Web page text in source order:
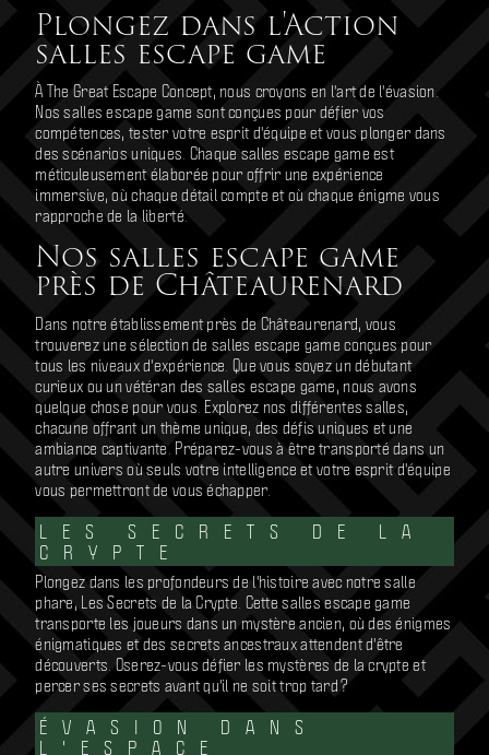
Plongez dans l'Action
salles escape game
À The Great Escape Concept, nous croyons en l'art de l'évasion.
Nos salles escape game sont conçues pour défier vos
compétences, tester votre esprit d'équipe et vous plonger dans
des scénarios uniques. Chaque salles escape game est
méticuleusement élaborée pour offrir une expérience
immersive, où chaque détail compte et où chaque énigme vous
rapproche de la liberté.
Nos salles escape game
près de Châteaurenard
Dans notre établissement près de Châteaurenard, vous
trouverez une sélection de salles escape game conçues pour
tous les niveaux d'expérience. Que vous soyez un débutant
curieux ou un vétéran des salles escape game, nous avons
quelque chose pour vous. Explorez nos différentes salles,
chacune offrant un thème unique, des défis uniques et une
ambiance captivante. Préparez-vous à être transporté dans un
autre univers où seuls votre intelligence et votre esprit d'équipe
vous permettront de vous échapper.
LES SECRETS DE LA
CRYPTE
Plongez dans les profondeurs de l'histoire avec notre salle
phare, Les Secrets de la Crypte. Cette salles escape game
transporte les joueurs dans un mystère ancien, où des énigmes
énigmatiques et des secrets ancestraux attendent d'être
découverts. Oserez-vous défier les mystères de la crypte et
percer ses secrets avant qu'il ne soit trop tard ?
ÉVASION DANS
L'ESPACE